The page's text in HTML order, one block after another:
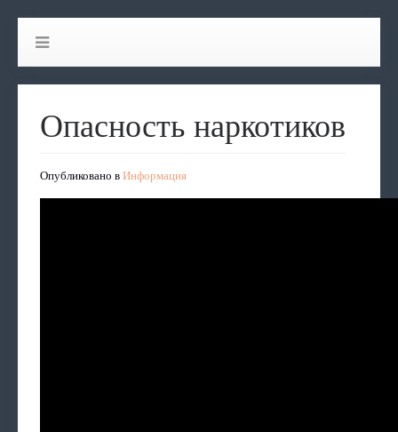
Опасность наркотиков
Опубликовано вИнформация